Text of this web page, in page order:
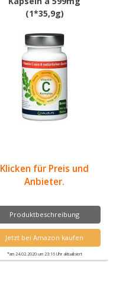
(1*35,9g)
Klicken für Preis und
Anbieter.
Produktbeschreibung
Jetzt bei Amazon kaufen
*am 24.02.2020 um 23:16 Uhr aktualisiert